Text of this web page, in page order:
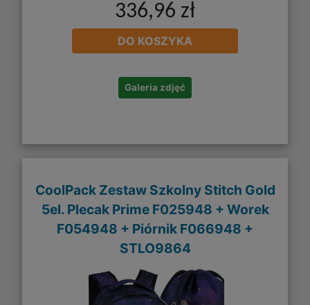
336,96 zł
DO KOSZYKA
Galeria zdjęć
CoolPack Zestaw Szkolny Stitch Gold
5el. Plecak Prime F025948 + Worek
F054948 + Piórnik F066948 +
STLO9864